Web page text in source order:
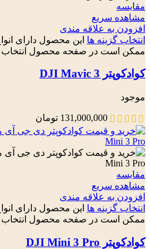
مقایسه
مشاهده سریع
افزودن به علاقه مندی
انتخاب گزینه ها این محصول دارای
ممکن است در صفحه محصول انتخاب
کوادکوپتر DJI Mavic 3
موجود
131,000,000 تومان
مقایسه
مشاهده سریع
افزودن به علاقه مندی
انتخاب گزینه ها این محصول دارای
ممکن است در صفحه محصول انتخاب
کوادکوپتر DJI Mini 3 Pro